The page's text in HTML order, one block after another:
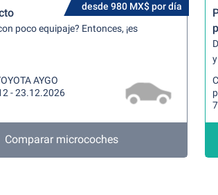
desde 980 MX$ por día
poco equipaje? Entonces, ¡es
AYGO
- 23.12.2026
Comparar microcoches